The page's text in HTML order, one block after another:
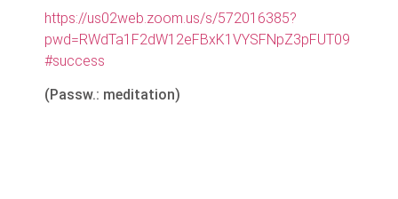
https://us02web.zoom.us/s/572016385?
pwd=RWdTa1F2dW12eFBxK1VYSFNpZ3pFUT09
#success
(Passw.: meditation)